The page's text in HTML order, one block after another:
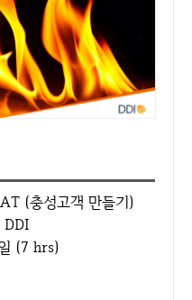
(충성고객 만들기)
DDI
(7 hrs)